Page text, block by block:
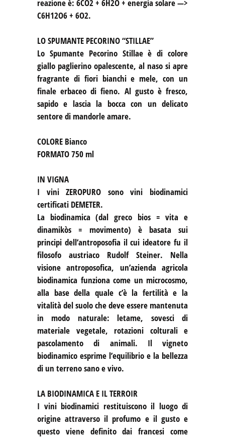
reazione è: 6CO2 + 6H2O + energia solare —>
C6H12O6 + 6O2.
LO SPUMANTE PECORINO “STILLAE”
Lo Spumante Pecorino Stillae è di colore
giallo paglierino opalescente, al naso si apre
fragrante di fiori bianchi e mele, con un
finale erbaceo di fieno. Al gusto è fresco,
sapido e lascia la bocca con un delicato
sentore di mandorle amare.
COLORE Bianco
FORMATO750 ml
IN VIGNA
I vini ZEROPURO sono vini biodinamici
certificati DEMETER.
La biodinamica (dal greco bios = vita e
dinamikòs = movimento) è basata sui
principi dell’antroposofia il cui ideatore fu il
filosofo austriaco Rudolf Steiner. Nella
visione antroposofica, un’azienda agricola
biodinamica funziona come un microcosmo,
alla base della quale c’è la fertilità e la
vitalità del suolo che deve essere mantenuta
in modo naturale: letame, sovesci di
materiale vegetale, rotazioni colturali e
pascolamento di animali. Il vigneto
biodinamico esprime l’equilibrio e la bellezza
di un terreno sano e vivo.
LA BIODINAMICA E IL TERROIR
I vini biodinamici restituiscono il luogo di
origine attraverso il profumo e il gusto e
questo viene definito dai francesi come